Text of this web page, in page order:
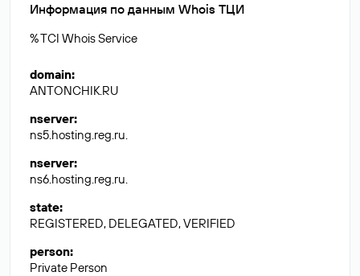
Информация по данным Whois ТЦИ
% TCI Whois Service
domain:
ANTONCHIK.RU
nserver:
ns5.hosting.reg.ru.
nserver:
ns6.hosting.reg.ru.
state:
REGISTERED, DELEGATED, VERIFIED
person:
Private Person